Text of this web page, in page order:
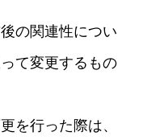
の関連性につい
て変更するもの
を行った際は、